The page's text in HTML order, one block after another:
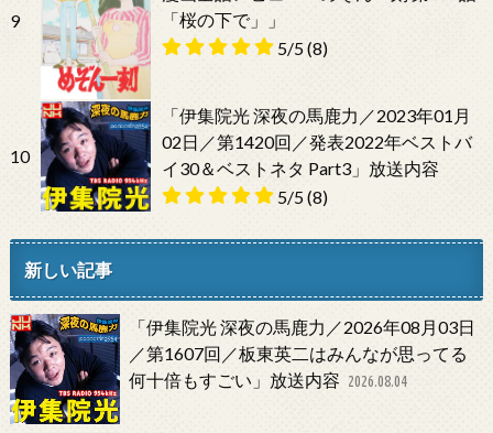
9
「桜の下で」」
5/5(8)
10
「伊集院光 深夜の馬鹿力／2023年01月
02日／第1420回／発表2022年ベストバ
イ30＆ベストネタ Part3」放送内容
5/5(8)
新しい記事
「伊集院光 深夜の馬鹿力／2026年08月03日
／第1607回／板東英二はみんなが思ってる
何十倍もすごい」放送内容 2026.08.04